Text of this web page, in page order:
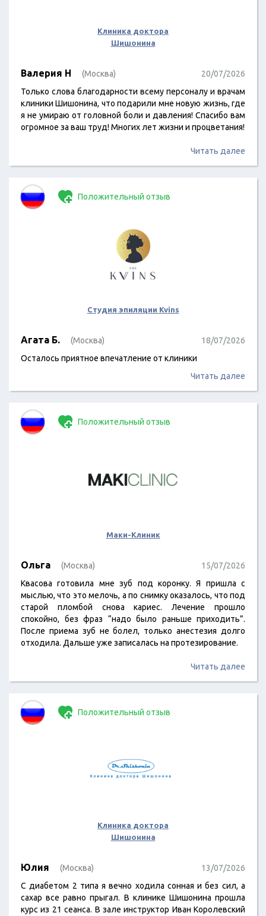
Клиника доктора
Шишонина
Валерия Н (Москва)
20/07/2026
Только слова благодарности всему персоналу и врачам
клиники Шишонина, что подарили мне новую жизнь, где
я не умираю от головной боли и давления! Спасибо вам
огромное за ваш труд! Многих лет жизни и процветания!
Читать далее
Положительный отзыв
Студия эпиляции Kvins
Агата Б. (Москва)
18/07/2026
Осталось приятное впечатление от клиники
Читать далее
Положительный отзыв
Маки-Клиник
Ольга (Москва)
15/07/2026
Квасова готовила мне зуб под коронку. Я пришла с
мыслью, что это мелочь, а по снимку оказалось, что под
старой пломбой снова кариес. Лечение прошло
спокойно, без фраз “надо было раньше приходить”.
После приема зуб не болел, только анестезия долго
отходила. Дальше уже записалась на протезирование.
Читать далее
Положительный отзыв
Клиника доктора
Шишонина
Юлия (Москва)
13/07/2026
С диабетом 2 типа я вечно ходила сонная и без сил, а
сахар все равно прыгал. В клинике Шишонина прошла
курс из 21 сеанса. В зале инструктор Иван Королевский